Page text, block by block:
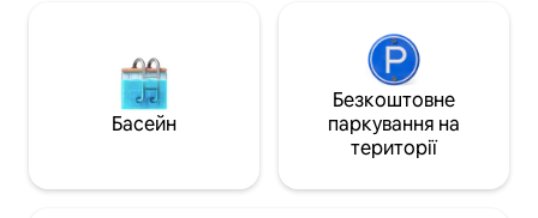
Басейн
Безкоштовне
паркування на
території